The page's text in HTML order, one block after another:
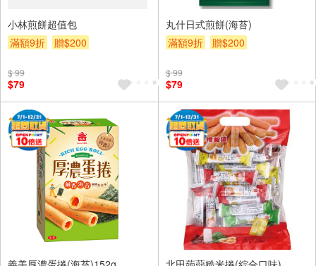
小林煎餅超值包
滿額9折
贈$200
$ 99
$79
丸什日式煎餅(海苔)
滿額9折
贈$200
$ 99
$79